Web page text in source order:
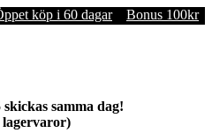
köp i 60 dagar Bonus 100kr
samma dag!
lagervaror)